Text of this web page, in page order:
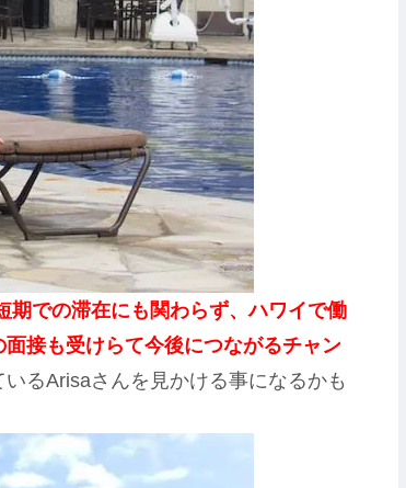
期での滞在にも関わらず、ハワイで働
接も受けらて今後につながるチャン
るArisaさんを見かける事になるかも